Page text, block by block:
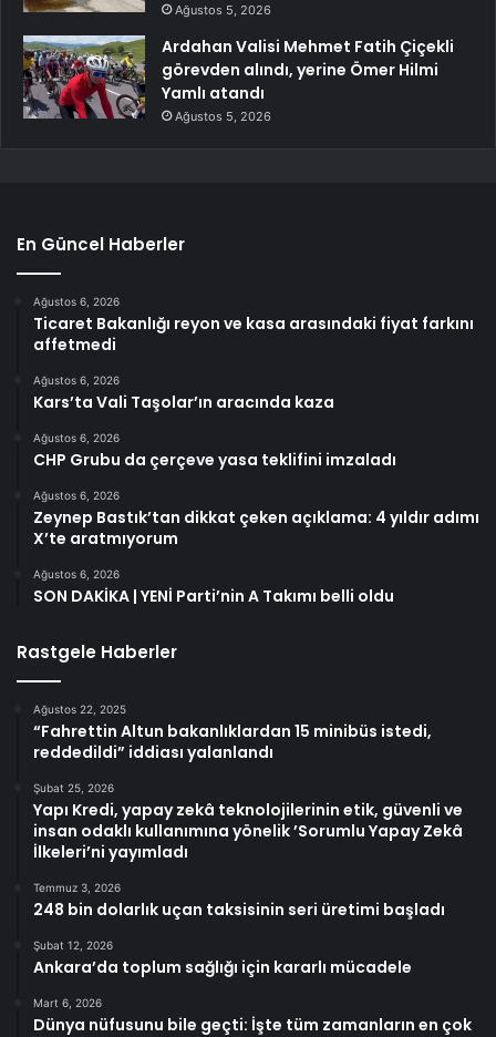
Ağustos 5, 2026
Ardahan Valisi Mehmet Fatih Çiçekli
görevden alındı, yerine Ömer Hilmi
Yamlı atandı
Ağustos 5, 2026
En Güncel Haberler
Ağustos 6, 2026
Ticaret Bakanlığı reyon ve kasa arasındaki fiyat farkını
affetmedi
Ağustos 6, 2026
Kars’ta Vali Taşolar’ın aracında kaza
Ağustos 6, 2026
CHP Grubu da çerçeve yasa teklifini imzaladı
Ağustos 6, 2026
Zeynep Bastık’tan dikkat çeken açıklama: 4 yıldır adımı
X’te aratmıyorum
Ağustos 6, 2026
SON DAKİKA | YENİ Parti’nin A Takımı belli oldu
Rastgele Haberler
Ağustos 22, 2025
“Fahrettin Altun bakanlıklardan 15 minibüs istedi,
reddedildi” iddiası yalanlandı
Şubat 25, 2026
Yapı Kredi, yapay zekâ teknolojilerinin etik, güvenli ve
insan odaklı kullanımına yönelik ’Sorumlu Yapay Zekâ
İlkeleri’ni yayımladı
Temmuz 3, 2026
248 bin dolarlık uçan taksisinin seri üretimi başladı
Şubat 12, 2026
Ankara’da toplum sağlığı için kararlı mücadele
Mart 6, 2026
Dünya nüfusunu bile geçti: İşte tüm zamanların en çok